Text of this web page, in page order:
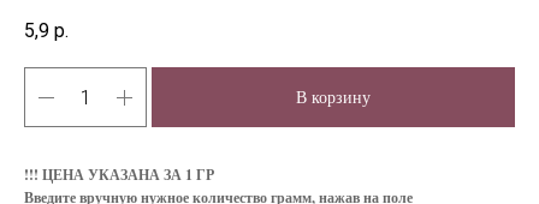
5,9 р.
В корзину
!!! ЦЕНА УКАЗАНА ЗА 1 ГР
Введите вручную нужное количество грамм, нажав на поле